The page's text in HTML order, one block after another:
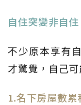
自住突變非自
不少原本享有
才驚覺，自己
1.名下房屋數累